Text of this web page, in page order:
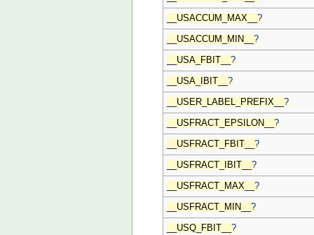
__USACCUM_MAX__?
__USACCUM_MIN__?
__USA_FBIT__?
__USA_IBIT__?
__USER_LABEL_PREFIX__?
__USFRACT_EPSILON__?
__USFRACT_FBIT__?
__USFRACT_IBIT__?
__USFRACT_MAX__?
__USFRACT_MIN__?
__USQ_FBIT__?